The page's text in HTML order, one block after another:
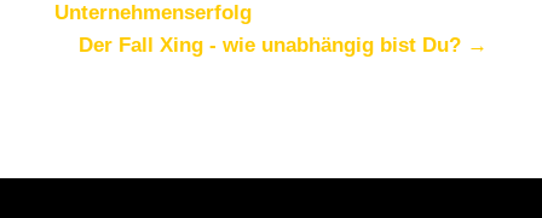
Unternehmenserfolg
Der Fall Xing - wie unabhängig bist Du? →